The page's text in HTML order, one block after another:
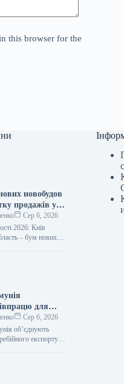
this browser for the
новобудов
продажів у
“ЛУН”Сер 6, 2026
2026: Київ
– бум нових
2026 року…
для
порту
Сер 6, 2026
об’єднують
експорту
### Ключові